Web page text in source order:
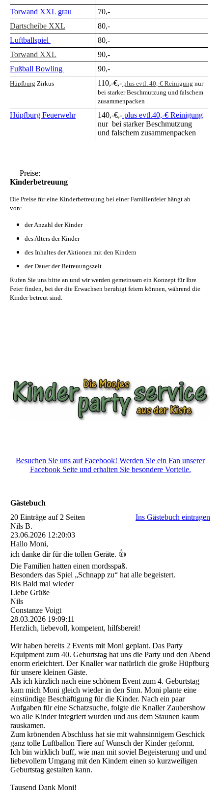
Torwand XXL grau
70,-
Dartscheibe XXL
80,-
Luftballspiel
80,-
Torwand XXL
90,-
Fußball Bowling
90,-
Hüpfburg Zirkus 110,-€,- plus evtl. 40,-€ Reinigung nur
bei starker Beschmutzung und falschem
zusammenpacken
Hüpfburg Feuerwehr 140,-€,- plus evtl.40,-€ Reinigung
nur bei starker Beschmutzung
und falschem zusammenpacken
Preise:
Kinderbetreuung
Die Preise für eine Kinderbetreuung bei einer Familienfeier hängt ab
von:
der Anzahl der Kinder
des Alters der Kinder
des Inhaltes der Aktionen mit den Kindern
der Dauer der Betreuungszeit
Rufen Sie uns bitte an und wir werden gemeinsam ein Konzept für Ihre
Feier finden, bei der die Erwachsen beruhigt feiern können, während die
Kinder betreut sind.
Besuchen Sie uns auf Facebook! Werden Sie ein Fan unserer
Facebook Seite und erhalten Sie besondere Vorteile.
Gästebuch
20 Einträge auf 2 Seiten
Ins Gästebuch eintragen
Nils B.
23.06.2026 12:20:03
Hallo Moni,
ich danke dir für die tollen Geräte. 👍
Die Familien hatten einen mordsspaß.
Besonders das Spiel „Schnapp zu“ hat alle begeistert.
Bis Bald mal wieder
Liebe Grüße
Nils
Constanze Voigt
28.03.2026 19:09:11
Herzlich, liebevoll, kompetent, hilfsbereit!
Wir haben bereits 2 Events mit Moni geplant. Das Party
Equipment zum 40. Geburtstag hat uns die Party und den Abend
enorm erleichtert. Der Knaller war natürlich die große Hüpfburg
für unsere kleinen Gäste.
Als ich kürzlich nach eine schönem Event zum 4. Geburtstag
kam mich Moni gleich wieder in den Sinn. Moni plante eine
einstündige Beschäftigung für die Kinder. Nach ein paar
Aufgaben für eine Schatzsuche, folgte die Knaller Zaubershow
wo alle Kinder integriert wurden und aus dem Staunen kaum
rauskamen.
Zum krönenden Abschluss hat sie mit wahnsinnigem Geschick
ganz tolle Luftballon Tiere auf Wunsch der Kinder geformt.
Ich bin wirklich buff, wie man mit soviel Begeisterung und und
liebevollem Umgang mit den Kindern einen so kurzweiligen
Geburtstag gestalten kann.
Tausend Dank Moni!